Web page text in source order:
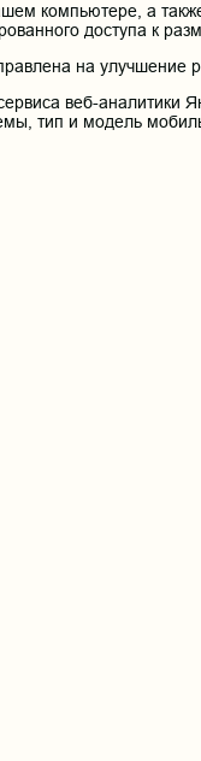
компьютере, а также
доступа к
на улучшение
веб-аналитики
тип и модель